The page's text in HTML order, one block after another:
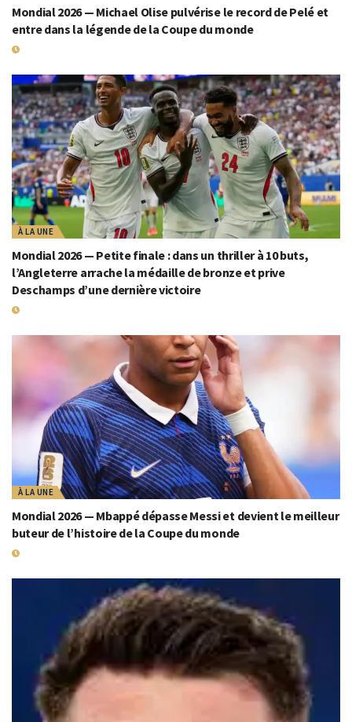
Mondial 2026 — Michael Olise pulvérise le record de Pelé et
entre dans la légende de la Coupe du monde
À LA UNE
Mondial 2026 — Petite finale : dans un thriller à 10 buts,
l’Angleterre arrache la médaille de bronze et prive
Deschamps d’une dernière victoire
À LA UNE
Mondial 2026 — Mbappé dépasse Messi et devient le meilleur
buteur de l’histoire de la Coupe du monde